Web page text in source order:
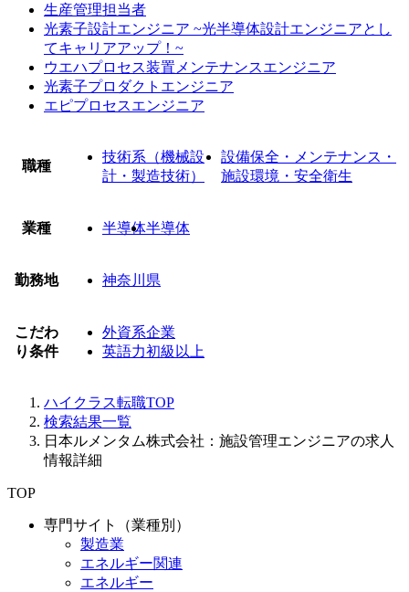
生産管理担当者
光素子設計エンジニア ~光半導体設計エンジニアとし
てキャリアアップ！~
ウエハプロセス装置メンテナンスエンジニア
光素子プロダクトエンジニア
エピプロセスエンジニア
職種
技術系（機械設
計・製造技術）
設備保全・メンテナンス・
施設環境・安全衛生
業種 半導体半導体
勤務地 神奈川県
こだわ
り条件
外資系企業
英語力初級以上
ハイクラス転職TOP
検索結果一覧
日本ルメンタム株式会社：施設管理エンジニアの求人
情報詳細
TOP
専門サイト（業種別）
製造業
エネルギー関連
エネルギー